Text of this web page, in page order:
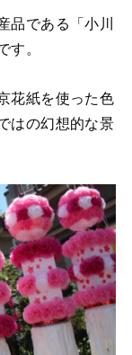
品である「小川
す。
花紙を使った色
はの幻想的な景